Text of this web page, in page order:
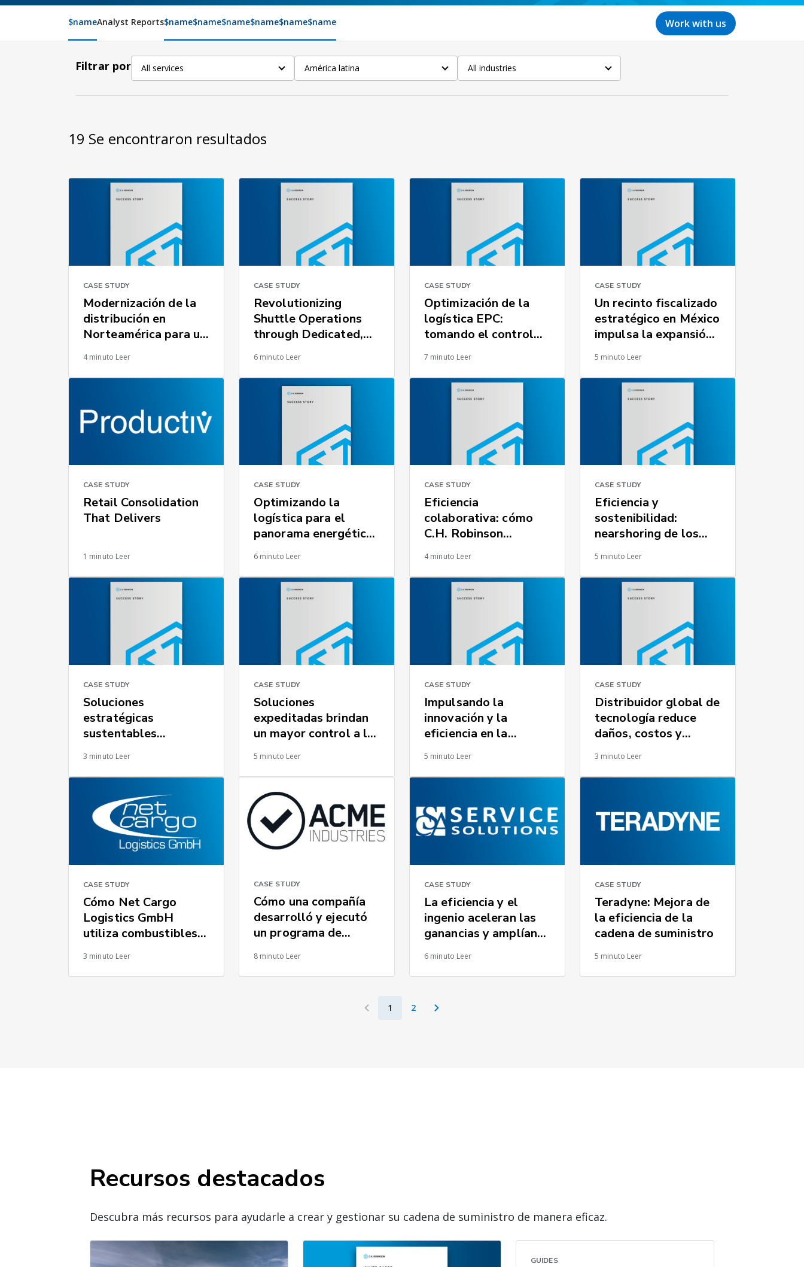
$nameAnalyst Reports$name$name$name$name$name$name Work with us
Filtrar por All services América latina All industries
19 Se encontraron resultados
CASE STUDY
Modernización de la
distribución en
Norteamérica para un
neumáticos de alto
rendimiento
4 minuto Leer
CASE STUDY
Revolutionizing
Shuttle Operations
through Dedicated,
Management System
(AMS)
6 minuto Leer
CASE STUDY
Optimización de la
logística EPC:
tomando el control
7 minuto Leer
CASE STUDY
Un recinto fiscalizado
estratégico en México
impulsa la expansión
de vehículos
todoterreno
5 minuto Leer
CASE STUDY
Retail Consolidation
That Delivers
1 minuto Leer
CASE STUDY
Optimizando la
logística para el
panorama energético
6 minuto Leer
CASE STUDY
Eficiencia
colaborativa: cómo
C.H. Robinson
minorista líder
4 minuto Leer
CASE STUDY
Eficiencia y
sostenibilidad:
nearshoring de los
industria automotriz
5 minuto Leer
CASE STUDY
Soluciones
estratégicas
sustentables
3 minuto Leer
CASE STUDY
Soluciones
expeditadas brindan
un mayor control a la
proveedor tier 1
5 minuto Leer
CASE STUDY
Impulsando la
innovación y la
eficiencia en la
5 minuto Leer
CASE STUDY
Distribuidor global de
tecnología reduce
daños, costos y
de las exportaciones
3 minuto Leer
CASE STUDY
Cómo Net Cargo
Logistics GmbH
utiliza combustibles
reducir las emisiones
de carbono y cumplir
3 minuto Leer
CASE STUDY
Cómo una compañía
desarrolló y ejecutó
un programa de
importación/exportaci
ón de EE. UU.
8 minuto Leer
CASE STUDY
La eficiencia y el
ingenio aceleran las
ganancias y amplían
para CSA
6 minuto Leer
CASE STUDY
Teradyne: Mejora de
la eficiencia de la
cadena de suministro
5 minuto Leer
1 2
Recursos destacados
Descubra más recursos para ayudarle a crear y gestionar su cadena de suministro de manera eficaz.
GUIDES